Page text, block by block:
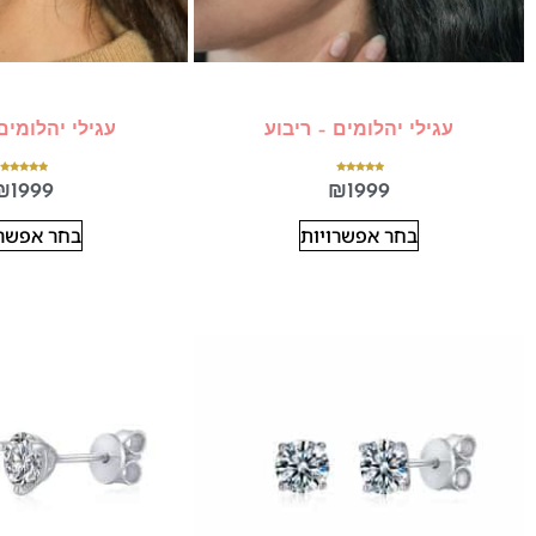
עגילי יהלומים – ריבוע
5.00
מתוך 5 ₪1999
בחר אפשרויות
עגילי
5.00
מתוך 5
1999
בחר